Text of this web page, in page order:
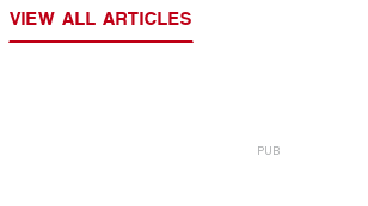
VIEW ALL ARTICLES